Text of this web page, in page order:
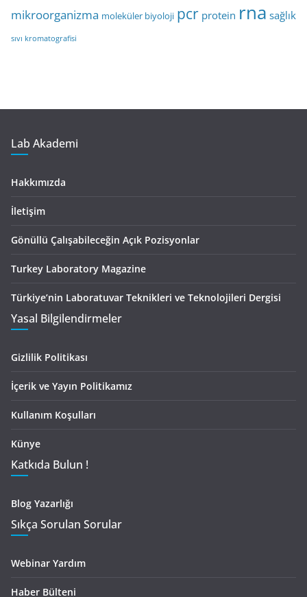
mikroorganizma moleküler biyoloji pcr protein rna sağlık
sıvı kromatografisi
Lab Akademi
Hakkımızda
İletişim
Gönüllü Çalışabileceğin Açık Pozisyonlar
Turkey Laboratory Magazine
Türkiye’nin Laboratuvar Teknikleri ve Teknolojileri Dergisi
Yasal Bilgilendirmeler
Gizlilik Politikası
İçerik ve Yayın Politikamız
Kullanım Koşulları
Künye
Katkıda Bulun !
Blog Yazarlığı
Sıkça Sorulan Sorular
Webinar Yardım
Haber Bülteni